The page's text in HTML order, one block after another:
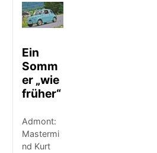
Ein
Somm
er „wie
früher“
Admont:
Mastermi
nd Kurt